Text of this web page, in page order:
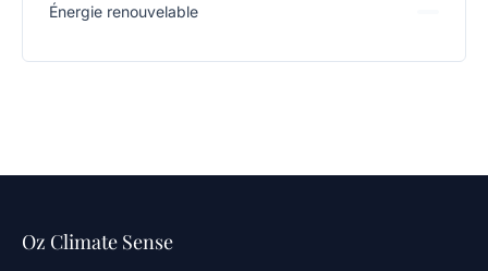
Énergie renouvelable
Oz Climate Sense